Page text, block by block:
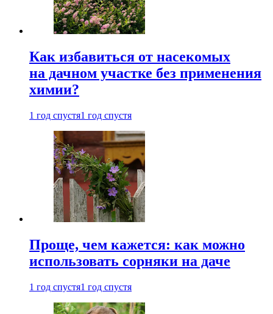
Как избавиться от насекомых
на дачном участке без применения
химии?
1 год спустя1 год спустя
Проще, чем кажется: как можно
использовать сорняки на даче
1 год спустя1 год спустя